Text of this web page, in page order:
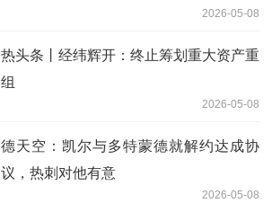
2026-05-08
热头条丨经纬辉开：终止筹划重大资产重
组
2026-05-08
德天空：凯尔与多特蒙德就解约达成协
议，热刺对他有意
2026-05-08